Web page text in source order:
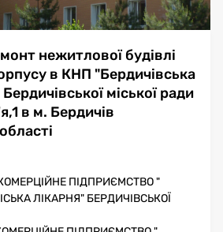
нежитлової будівлі
в КНП "Бердичівська
міської ради
в м. Бердичів
ПІДПРИЄМСТВО "
ЛІКАРНЯ" БЕРДИЧІВСЬКОЇ